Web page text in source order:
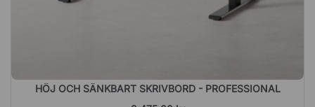
HÖJ OCH SÄNKBART SKRIVBORD - PROFESSIONAL